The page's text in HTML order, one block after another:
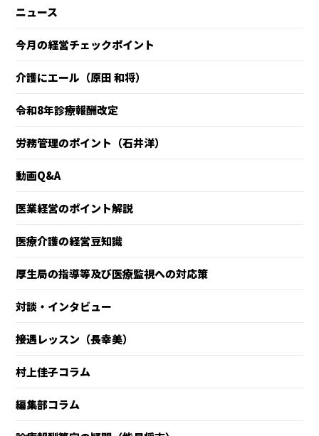
ニュース
今月の経営チェックポイント
介護にエール（原田 和将）
令和8年診療報酬改定
労務管理のポイント（石井洋）
動画Q&A
医業経営のポイント解説
医療介護の経営豆知識
厚生局の指導等及び医療監視への対応策
対談・インタビュー
接遇レッスン（長幸美）
村上佳子コラム
編集部コラム